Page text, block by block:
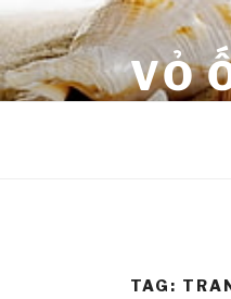
Skip
to
content
VỎ
TAG: